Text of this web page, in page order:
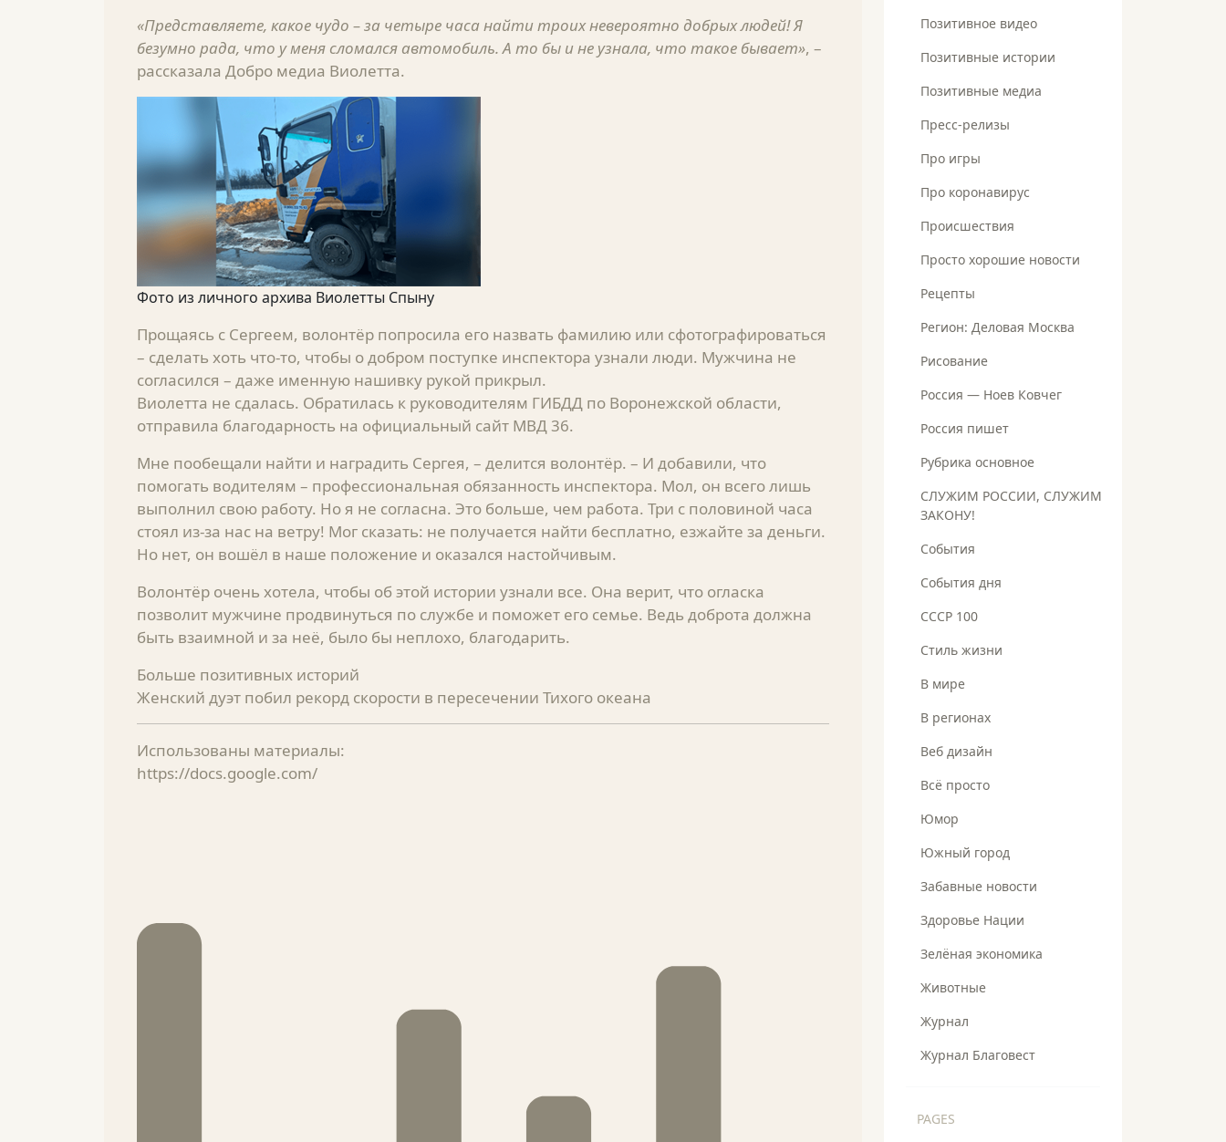
«Представляете, какое чудо – за четыре часа найти троих невероятно добрых людей! Я
безумно рада, что у меня сломался автомобиль. А то бы и не узнала, что такое бывает», –
рассказала Добро медиа Виолетта.
Фото из личного архива Виолетты Спыну
Прощаясь с Сергеем, волонтёр попросила его назвать фамилию или сфотографироваться
– сделать хоть что-то, чтобы о добром поступке инспектора узнали люди. Мужчина не
согласился – даже именную нашивку рукой прикрыл.
Виолетта не сдалась. Обратилась к руководителям ГИБДД по Воронежской области,
отправила благодарность на официальный сайт МВД 36.
Мне пообещали найти и наградить Сергея, – делится волонтёр. – И добавили, что
помогать водителям – профессиональная обязанность инспектора. Мол, он всего лишь
выполнил свою работу. Но я не согласна. Это больше, чем работа. Три с половиной часа
стоял из-за нас на ветру! Мог сказать: не получается найти бесплатно, езжайте за деньги.
Но нет, он вошёл в наше положение и оказался настойчивым.
Волонтёр очень хотела, чтобы об этой истории узнали все. Она верит, что огласка
позволит мужчине продвинуться по службе и поможет его семье. Ведь доброта должна
быть взаимной и за неё, было бы неплохо, благодарить.
Больше позитивных историй
Женский дуэт побил рекорд скорости в пересечении Тихого океана
Использованы материалы:
https://docs.google.com/
Позитивное видео
Позитивные истории
Позитивные медиа
Пресс-релизы
Про игры
Про коронавирус
Происшествия
Просто хорошие новости
Рецепты
Регион: Деловая Москва
Рисование
Россия — Ноев Ковчег
Россия пишет
Рубрика основное
СЛУЖИМ РОССИИ, СЛУЖИМ
ЗАКОНУ!
События
События дня
СССР 100
Стиль жизни
В мире
В регионах
Веб дизайн
Всё просто
Юмор
Южный город
Забавные новости
Здоровье Нации
Зелёная экономика
Животные
Журнал
Журнал Благовест
PAGES